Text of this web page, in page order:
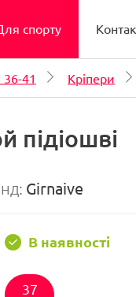
спорту
36-41 Кріпери
підіошві
Girnaive
В наявності
37